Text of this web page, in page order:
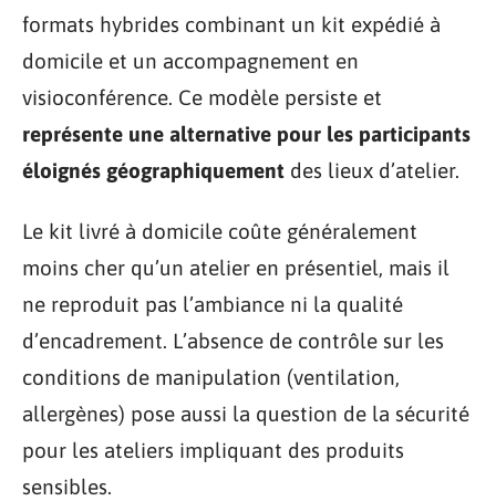
formats hybrides combinant un kit expédié à
domicile et un accompagnement en
visioconférence. Ce modèle persiste et
représente une alternative pour les participants
éloignés géographiquement des lieux d’atelier.
Le kit livré à domicile coûte généralement
moins cher qu’un atelier en présentiel, mais il
ne reproduit pas l’ambiance ni la qualité
d’encadrement. L’absence de contrôle sur les
conditions de manipulation (ventilation,
allergènes) pose aussi la question de la sécurité
pour les ateliers impliquant des produits
sensibles.